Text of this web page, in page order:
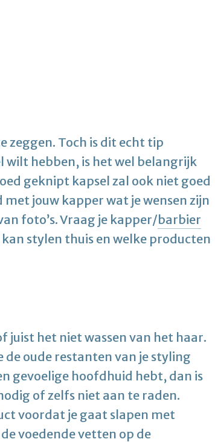
zeggen. Toch is dit echt tip
wilt hebben, is het wel belangrijk
geknipt kapsel zal ook niet goed
jouw kapper wat je wensen zijn
foto’s. Vraag je kapper/barbier
stylen thuis en welke producten
juist het niet wassen van het haar.
oude restanten van je styling
gevoelige hoofdhuid hebt, dan is
of zelfs niet aan te raden.
voordat je gaat slapen met
voedende vetten op de